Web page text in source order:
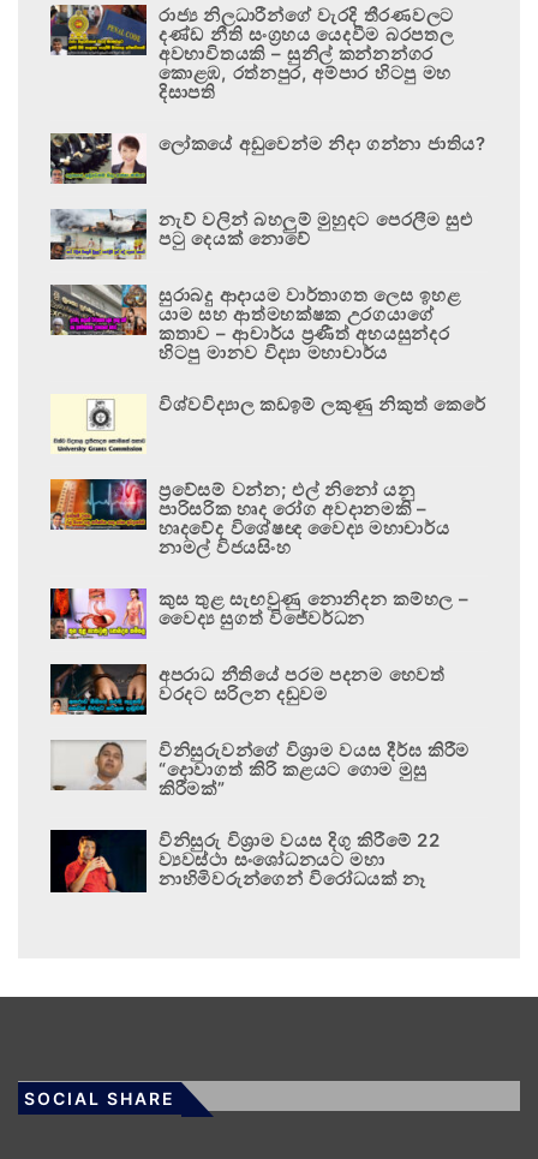
රාජ්‍ය නිලධාරීන්ගේ වැරදි තීරණවලට
දණ්ඩ නීති සංග්‍රහය යෙදවීම බරපතල
අවභාවිතයකි – සුනිල් කන්නන්ගර
කොළඹ, රත්නපුර, අම්පාර හිටපු මහ
දිසාපති
ලෝකයේ අඩුවෙන්ම නිදා ගන්නා ජාතිය?
නැව් වලින් බහලුම් මුහුදට පෙරලීම සුළු
පටු දෙයක් නොවේ
සුරාබදු ආදායම වාර්තාගත ලෙස ඉහළ
යාම සහ ආත්මභක්ෂක උරගයාගේ
කතාව – ආචාර්ය ප්‍රණීත් අභයසුන්දර
හිටපු මානව විද්‍යා මහාචාර්ය
විශ්වවිද්‍යාල කඩඉම් ලකුණු නිකුත් කෙරේ
ප්‍රවේසම් වන්න; එල් නිනෝ යනු
පාරිසරික හෘද රෝග අවදානමකි –
හෘදවේද විශේෂඥ වෛද්‍ය මහාචාර්ය
නාමල් විජයසිංහ
කුස තුළ සැඟවුණු නොනිදන කම්හල –
වෛද්‍ය සුගත් විජේවර්ධන
අපරාධ නීතියේ පරම පදනම හෙවත්
වරදට සරිලන දඬුවම
විනිසුරුවන්ගේ විශ්‍රාම වයස දීර්ඝ කිරීම
“දොවාගත් කිරි කළයට ගොම මුසු
කිරීමක්”
විනිසුරු විශ්‍රාම වයස දිගු කිරීමේ 22
ව්‍යවස්ථා සංශෝධනයට මහා
නාහිමිවරුන්ගෙන් විරෝධයක් නෑ
SOCIAL SHARE